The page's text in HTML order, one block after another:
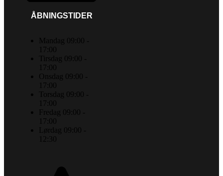
ÅBNINGSTIDER
Mandag 09:00 -
17:00
Tirsdag 09:00 -
17:00
Onsdag 09:00 -
17:00
Torsdag 09:00 -
17:00
Fredag 09:00 -
17:00
Lørdag 09:00 -
12:30